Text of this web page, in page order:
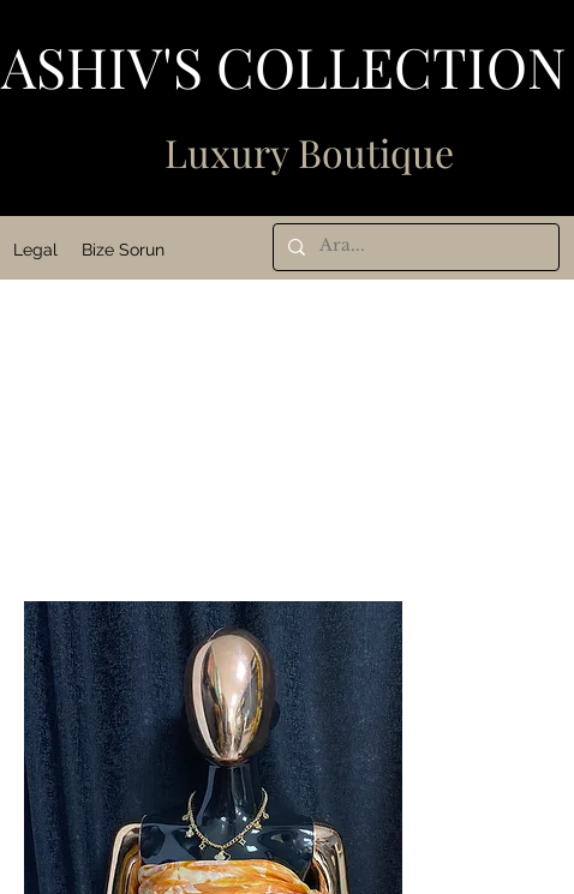
ASHIV'S COLLECTION
Luxury Boutique
Legal Bize Sorun